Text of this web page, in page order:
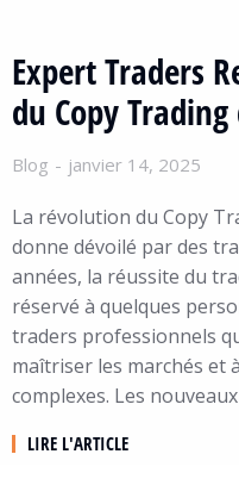
Expert Traders
du Copy
Blog janvier 14, 2025
La révolution du Copy
donne dévoilé par des
années, la réussite du
réservé à quelques
traders professionnels
maîtriser les marchés et
complexes. Les
LIRE L'ARTICLE